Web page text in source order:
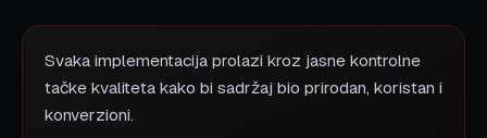
Svaka implementacija prolazi kroz jasne kontrolne
tačke kvaliteta kako bi sadržaj bio prirodan, koristan i
konverzioni.